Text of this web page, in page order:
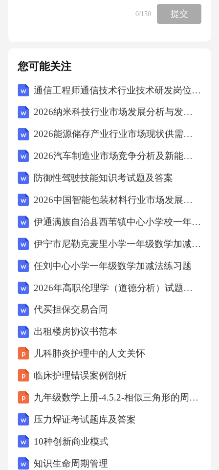
用设施设备。（5）法律、法规规定的其他义
务。4.2乙方权利与义务4.2.1权利（1）按照本合
理和服务。（3）有权要求甲方及其他业主配合
物业服务工作，对违反物业服务合同约定或法
律法规规定的行为进行制止和纠正。（4）法
本合同约定的服务内容与标准，提供优质、高
效、规范的物业服务。（2）定期公布物业服务
费用的收支情况，接受甲方及业主的监督。
（3）建立健全物业服务档案资料管理制度，妥
费用，不得挪作他用。（5）加强对物业区域内
共用部位、共用设施设备的维护和管理，确保
其正常运行和使用安全。（6）做好物业区域内
的安全防范工作，制定应急预案，及时处理各
类突发事件。（7）积极配合甲方及业主委员会
的工作，接受业主的监督和评价，不断改进物
业服务质量。（8）法律、法规规定的其他义
务。第五条物业服务期限本合同的物业服务期
前，双方应提前[X]个月书面通知对方是否续签
合同。如双方均未提出异议，则本合同自动延
续[X]年。第六条合同变更与解除6.1合同变更本
合同履行期间，经双方协商一致，可以书面形
式对合同内容进行变更。变更后的合同内容作
为本合同的补充条款，与本合同具有同等法律
0/150 提交
您可能关注
通信工程师通信技术行业技术研发岗位KPI考核表
2026纳米科技行业市场发展分析与发展趋势及投资前景预测报告
2026能源储存产业行业市场现状供需分析及投资评估规划分析研究报告
2026汽车制造业市场竞争分析及新能源汽车产业链整体发展规划
防御性驾驶技能知识考试题及答案
2026中国智能包装材料行业市场发展分析及投资价值评估研究报告
伊通满族自治县西苇镇中心小学校一年级数学加减法练习题
伊宁市尼勒克麦里小学一年级数学加减法练习题
任刘中心小学一年级数学加减法练习题
2026年高职伦理学（道德分析）试题及答案
代买担保交易合同
出租楼房协议书范本
儿科肺炎护理中的人文关怀
临床护理错误案例剖析
九年级数学上册-4.5.2-相似三角形的周长比、面积比课件-(新版)浙教版
压力焊证考试题库及答案
10种创新商业模式
知识生命周期管理